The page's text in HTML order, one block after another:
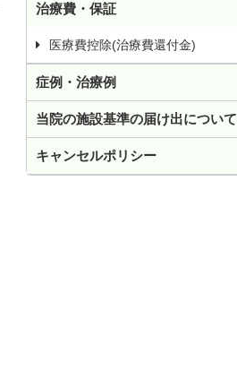
治療費・保証
医療費控除(治療費還付金)
症例・治療例
当院の施設基準の届け出について
キャンセルポリシー